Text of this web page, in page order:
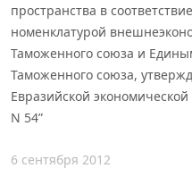
пространства в
номенклатурой
Таможенного союза и
Таможенного союза,
Евразийской
N 54”
6 сентября 2012